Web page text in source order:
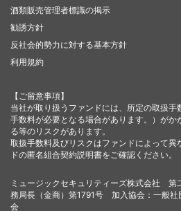
酒類販売管理者標識の掲示
勧誘方針
反社会的勢力に対する基本方針
利用規約
【ご留意事項】
当社が取り扱うファンドには、所定の取扱
手数料が必要となる場合があります。）が
る等のリスクがあります。
取扱手数料及びリスクはファンドによって異
ドの匿名組合契約説明書をご確認ください。
ミュージックセキュリティーズ株式会社
務局長（金商）第1791号 加入協会：一般社
会